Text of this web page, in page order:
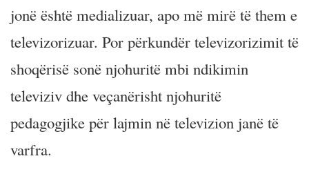
jonë është medializuar, apo më mirë të them e
televizorizuar. Por përkundër televizorizimit të
shoqërisë sonë njohuritë mbi ndikimin
televiziv dhe veçanërisht njohuritë
pedagogjike për lajmin në televizion janë të
varfra.